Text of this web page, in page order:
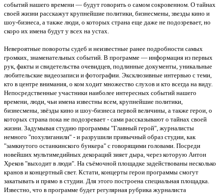
событий нашего времени — будут говорить о самом сокровенном. О тайнах
своей жизни расскажут крупнейшие политики, бизнесмены, звезды кино и
шоу-бизнеса, а также люди, о которых страна еще даже не подозревает, но
скоро их имена будут у всех на устах.
Невероятные повороты судеб и неизвестные ранее подробности самых
громких, знаменательных событий. В программе — информация из первых
рук, факты и свидетельства очевидцев, подлинные документы, уникальные
любительские видеозаписи и фотографии. Эксклюзивные интервью с теми,
кто в центре внимания, о ком ходит множество слухов и кто всегда на виду.
Непосредственные участники наиболее интересных событий нашего
времени, люди, чьи имена известны всем, крупнейшие политики,
бизнесмены, звёзды кино и шоу-бизнеса первой величины, а также герои, о
которых страна пока не подозревает - сами рассказывают о тайнах своей
жизни. Задумывая студию программы "Главный герой", журналисты
немного "похулиганили" - и разрушили привычный образ студии, как
"замкнутого останкинского бункера" с говорящими головами. Посреди
новейших мультимедийных декораций зияет дыра, через которую Антон
Хреков "выходит в люди". На съёмочной площадке задействованы несколько
кранов и концертный свет. Кстати, концерты герои программы смогут
закатывать и прямо в студии. Для этого построена специальная площадка.
Известно, что в программе будет регулярная рубрика журналиста